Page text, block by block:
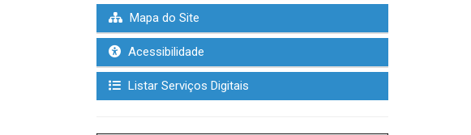
Mapa do Site
Acessibilidade
Listar Serviços Digitais